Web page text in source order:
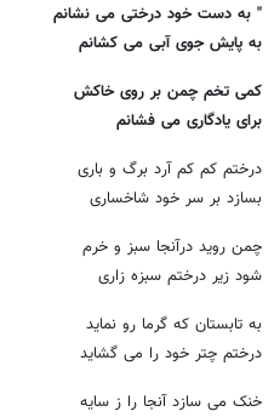
" به دست خود درختی می نشانم
به پایش جوی آبی می کشانم
کمی تخم چمن بر روی خاکش
برای یادگاری می فشانم
درختم کم کم آرد برگ و باری
بسازد بر سر خود شاخساری
چمن روید درآنجا سبز و خرم
شود زیر درختم سبزه زاری
به تابستان که گرما رو نماید
درختم چتر خود را می گشاید
خنک می سازد آنجا را ز سایه